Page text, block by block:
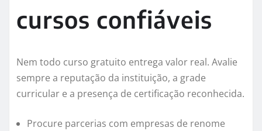
cursos confiáveis
Nem todo curso gratuito entrega valor real. Avalie
sempre a reputação da instituição, a grade
curricular e a presença de certificação reconhecida.
Procure parcerias com empresas de renome